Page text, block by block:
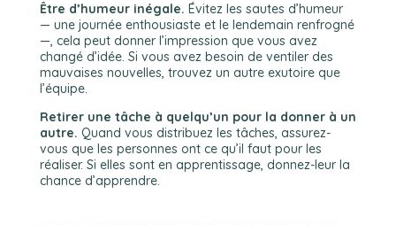
Être d’humeur inégale. Évitez les sautes d’humeur
— une journée enthousiaste et le lendemain renfrogné
—, cela peut donner l’impression que vous avez
changé d’idée. Si vous avez besoin de ventiler des
mauvaises nouvelles, trouvez un autre exutoire que
l’équipe.
Retirer une tâche à quelqu’un pour la donner à un
autre. Quand vous distribuez les tâches, assurez-
vous que les personnes ont ce qu’il faut pour les
réaliser. Si elles sont en apprentissage, donnez-leur la
chance d’apprendre.